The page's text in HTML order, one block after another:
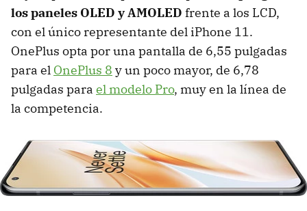
los paneles OLED y AMOLED frente a los LCD,
con el único representante del iPhone 11.
OnePlus opta por una pantalla de 6,55 pulgadas
para el OnePlus 8 y un poco mayor, de 6,78
pulgadas para el modelo Pro, muy en la línea de
la competencia.